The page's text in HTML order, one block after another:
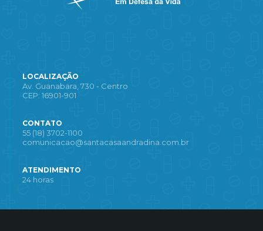
LOCALIZAÇÃO
Av. Guanabara, 730 - Centro
CEP: 16901-901
CONTATO
55 (18) 3702-1100
comunicacao@santacasaandradina.com.br
ATENDIMENTO
24 horas